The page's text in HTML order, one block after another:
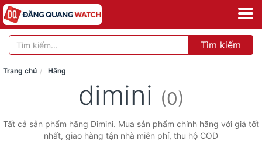
Tìm kiếm
Trang chủ Hãng
dimini (0)
Tất cả sản phẩm hãng Dimini. Mua sản phẩm chính hãng với giá tốt
nhất, giao hàng tận nhà miễn phí, thu hộ COD